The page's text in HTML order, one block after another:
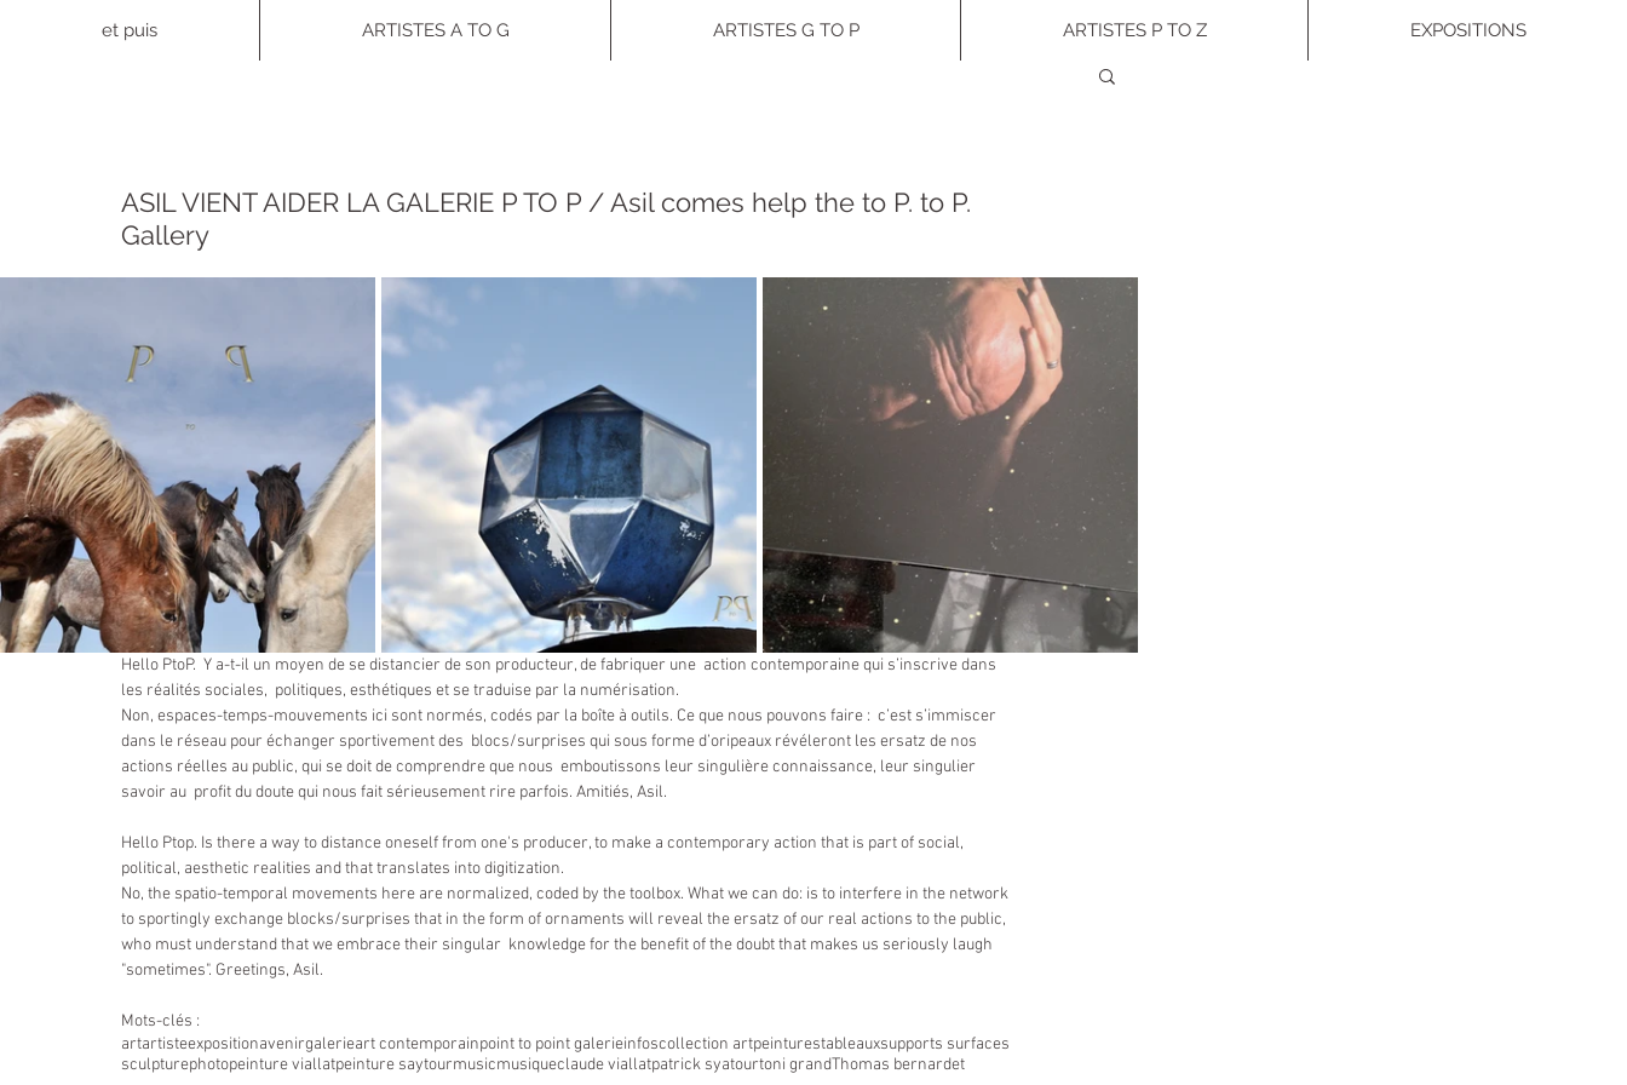
et puis ARTISTES A TO G ARTISTES G TO P ARTISTES P TO Z EXPOSITIONS
ASIL VIENT AIDER LA GALERIE P TO P / Asil comes help the to P. to P.
Gallery
Hello PtoP.  Y a-t-il un moyen de se distancier de son producteur, de fabriquer une  action contemporaine qui s’inscrive dans
les réalités sociales,  politiques, esthétiques et se traduise par la numérisation.
Non, espaces-temps-mouvements ici sont normés, codés par la boîte à outils. Ce que nous pouvons faire :  c’est s’immiscer
dans le réseau pour échanger sportivement des  blocs/surprises qui sous forme d’oripeaux révéleront les ersatz de nos
actions réelles au public, qui se doit de comprendre que nous  emboutissons leur singulière connaissance, leur singulier
savoir au  profit du doute qui nous fait sérieusement rire parfois. Amitiés, Asil.
Hello Ptop. Is there a way to distance oneself from one's producer, to make a contemporary action that is part of social,
political, aesthetic realities and that translates into digitization.
No, the spatio-temporal movements here are normalized, coded by the toolbox. What we can do: is to interfere in the network
to sportingly exchange blocks/surprises that in the form of ornaments will reveal the ersatz of our real actions to the public,
who must understand that we embrace their singular  knowledge for the benefit of the doubt that makes us seriously laugh
"sometimes". Greetings, Asil.
Mots-clés :
artartisteexpositionavenirgalerieart contemporainpoint to point galerieinfoscollection artpeinturestableauxsupports surfaces
sculpturephotopeinture viallatpeinture saytourmusicmusiqueclaude viallatpatrick syatourtoni grandThomas bernardet